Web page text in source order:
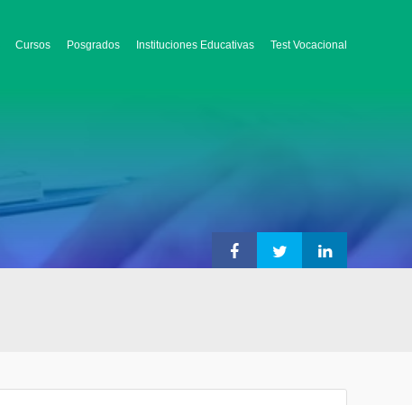
Cursos Posgrados Instituciones Educativas Test Vocacional